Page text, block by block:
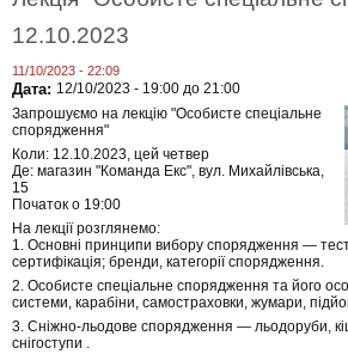
12.10.2023
11/10/2023 - 22:09
Дата: 12/10/2023 - 19:00 до 21:00
Запрошуємо на лекцію "Особисте спеціальне
спорядження"
Коли: 12.10.2023, цей четвер
Де: магазин "Команда Екс", вул. Михайлівська,
15
Початок о 19:00
На лекції розглянемо:
1. Основні принципи вибору спорядження —
сертифікація; бренди, категорії спорядження.
2. Особисте спеціальне спорядження та його
системи, карабіни, самостраховки, жумари,
3. Сніжно-льодове спорядження — льодоруби,
снігоступи .